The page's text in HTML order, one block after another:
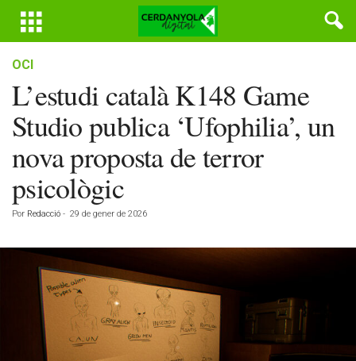
OCI
L’estudi català K148 Game
Studio publica ‘Ufophilia’, un
nova proposta de terror
psicològic
Por Redacció - 29 de gener de 2026